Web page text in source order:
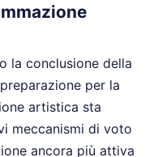
la conclusione della
per la
artistica sta
meccanismi di voto
ancora più attiva